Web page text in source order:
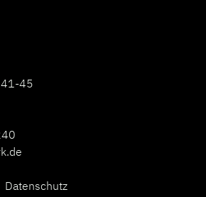
41-45
Datenschutz